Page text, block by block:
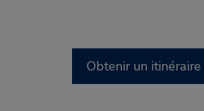
Obtenir un itinéraire